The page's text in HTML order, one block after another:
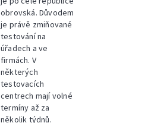
obrovská. Důvodem
je právě zmiňované
testování na
úřadech a ve
firmách. V
některých
testovacích
centrech mají volné
termíny až za
několik týdnů.